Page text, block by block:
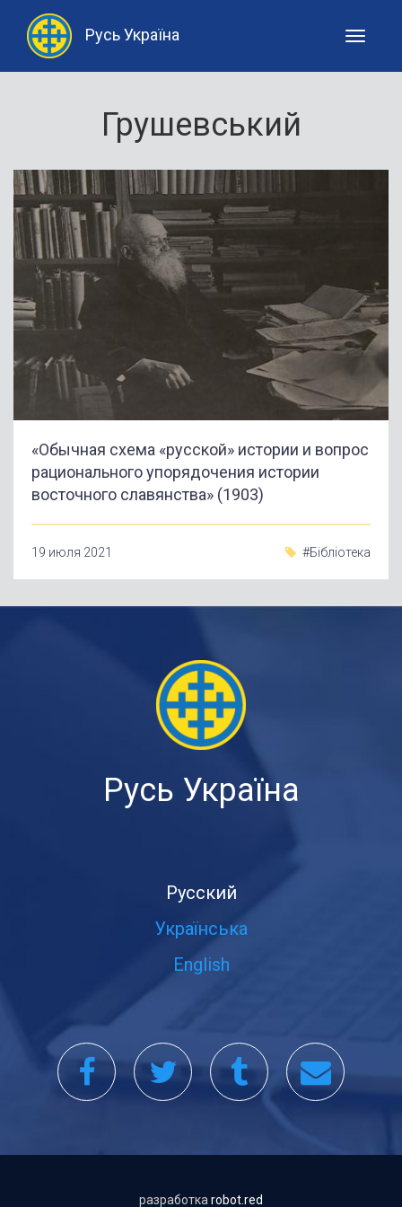
Toggle
Русь Україна
Грушевський
«Обычная схема «русской» истории и вопрос
рационального упорядочения истории
восточного славянства» (1903)
19 июля 2021 #Бібліотека
Русь Україна
Русский
Українська
English
разработка robot.red